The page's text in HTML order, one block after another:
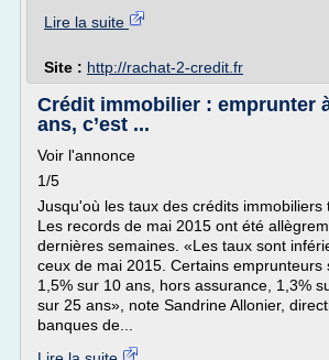
Lire la suite
Site : http://rachat-2-credit.fr
Crédit immobilier : emprunter
ans, c’est ...
Voir l'annonce
1/5
Jusqu'où les taux des crédits immobiliers
Les records de mai 2015 ont été
dernières semaines. «Les taux sont
ceux de mai 2015. Certains emprunteurs
1,5% sur 10 ans, hors assurance, 1,3%
sur 25 ans», note Sandrine Allonier,
banques de...